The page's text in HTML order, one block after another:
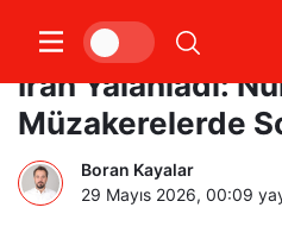
ABD Basını
İran Yalanladı:
Müzakerelerde
Boran Kayalar
29 Mayıs 2026, 00:09